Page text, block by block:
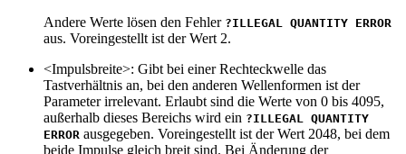
Andere Werte lösen den Fehler ?ILLEGAL QUANTITY ERROR
aus. Voreingestellt ist der Wert 2.
<Impulsbreite>: Gibt bei einer Rechteckwelle das
Tastverhältnis an, bei den anderen Wellenformen ist der
Parameter irrelevant. Erlaubt sind die Werte von 0 bis 4095,
außerhalb dieses Bereichs wird ein ?ILLEGAL QUANTITY
ERROR ausgegeben. Voreingestellt ist der Wert 2048, bei dem
beide Impulse gleich breit sind. Bei Änderung der